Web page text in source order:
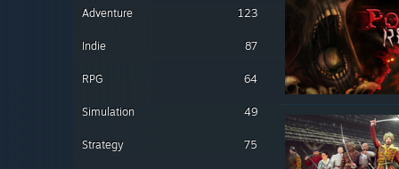
Adventure 123
Indie 87
RPG 64
Simulation 49
Strategy 75